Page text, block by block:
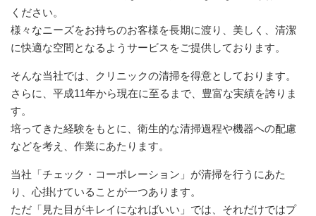
ください。
様々なニーズをお持ちのお客様を長期に渡り、美しく、清潔
に快適な空間となるようサービスをご提供しております。
そんな当社では、クリニックの清掃を得意としております。
さらに、平成11年から現在に至るまで、豊富な実績を誇りま
す。
培ってきた経験をもとに、衛生的な清掃過程や機器への配慮
などを考え、作業にあたります。
当社「チェック・コーポレーション」が清掃を行うにあた
り、心掛けていることが一つあります。
ただ「見た目がキレイになればいい」では、それだけではプ